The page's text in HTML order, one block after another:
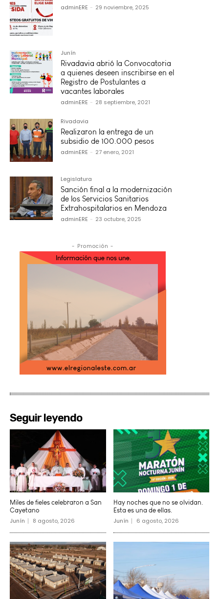
adminERE - 29 noviembre, 2025
Junín
Rivadavia abrió la Convocatoria
a quienes deseen inscribirse en el
Registro de Postulantes a
vacantes laborales
adminERE - 28 septiembre, 2021
Rivadavia
Realizaron la entrega de un
subsidio de 100.000 pesos
adminERE - 27 enero, 2021
Legislatura
Sanción final a la modernización
de los Servicios Sanitarios
Extrahospitalarios en Mendoza
adminERE - 23 octubre, 2025
- Promoción -
Seguir leyendo
Miles de fieles celebraron a San
Cayetano
Junín 8 agosto, 2026
Hay noches que no se olvidan.
Esta es una de ellas.
Junín 6 agosto, 2026